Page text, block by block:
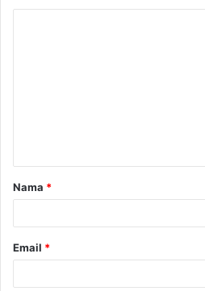
a
r
Nama *
Email *